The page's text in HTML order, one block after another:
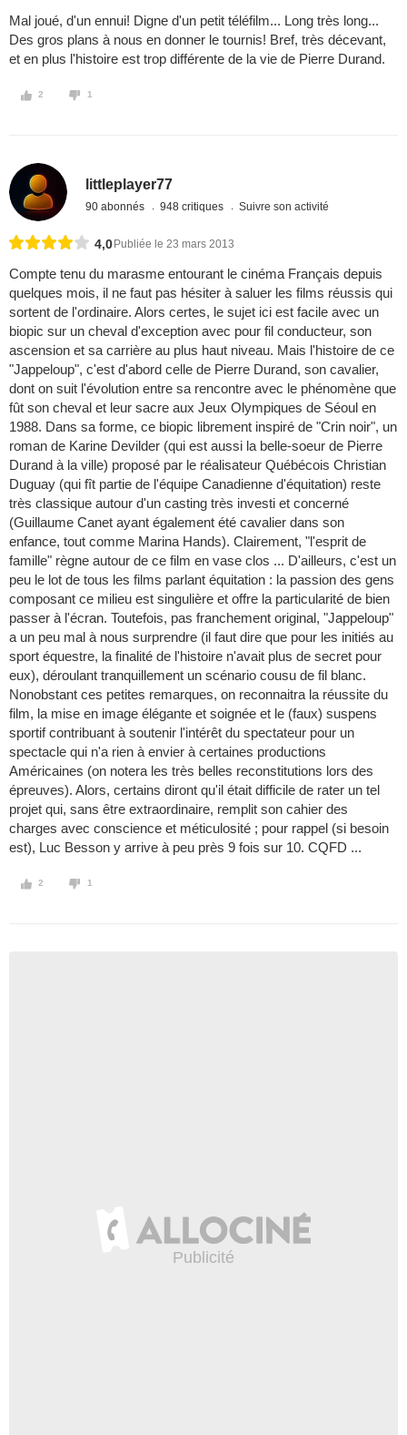
Mal joué, d'un ennui! Digne d'un petit téléfilm... Long très long...
Des gros plans à nous en donner le tournis! Bref, très décevant,
et en plus l'histoire est trop différente de la vie de Pierre Durand.
2 1
littleplayer77
90 abonnés 948 critiques Suivre son activité
4,0 Publiée le 23 mars 2013
Compte tenu du marasme entourant le cinéma Français depuis
quelques mois, il ne faut pas hésiter à saluer les films réussis qui
sortent de l'ordinaire. Alors certes, le sujet ici est facile avec un
biopic sur un cheval d'exception avec pour fil conducteur, son
ascension et sa carrière au plus haut niveau. Mais l'histoire de ce
"Jappeloup", c'est d'abord celle de Pierre Durand, son cavalier,
dont on suit l'évolution entre sa rencontre avec le phénomène que
fût son cheval et leur sacre aux Jeux Olympiques de Séoul en
1988. Dans sa forme, ce biopic librement inspiré de "Crin noir", un
roman de Karine Devilder (qui est aussi la belle-soeur de Pierre
Durand à la ville) proposé par le réalisateur Québécois Christian
Duguay (qui fît partie de l'équipe Canadienne d'équitation) reste
très classique autour d'un casting très investi et concerné
(Guillaume Canet ayant également été cavalier dans son
enfance, tout comme Marina Hands). Clairement, "l'esprit de
famille" règne autour de ce film en vase clos ... D'ailleurs, c'est un
peu le lot de tous les films parlant équitation : la passion des gens
composant ce milieu est singulière et offre la particularité de bien
passer à l'écran. Toutefois, pas franchement original, "Jappeloup"
a un peu mal à nous surprendre (il faut dire que pour les initiés au
sport équestre, la finalité de l'histoire n'avait plus de secret pour
eux), déroulant tranquillement un scénario cousu de fil blanc.
Nonobstant ces petites remarques, on reconnaitra la réussite du
film, la mise en image élégante et soignée et le (faux) suspens
sportif contribuant à soutenir l'intérêt du spectateur pour un
spectacle qui n'a rien à envier à certaines productions
Américaines (on notera les très belles reconstitutions lors des
épreuves). Alors, certains diront qu'il était difficile de rater un tel
projet qui, sans être extraordinaire, remplit son cahier des
charges avec conscience et méticulosité ; pour rappel (si besoin
est), Luc Besson y arrive à peu près 9 fois sur 10. CQFD ...
2 1